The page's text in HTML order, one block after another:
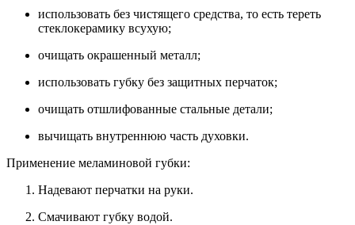
использовать без чистящего средства, то есть тереть
стеклокерамику всухую;
очищать окрашенный металл;
использовать губку без защитных перчаток;
очищать отшлифованные стальные детали;
вычищать внутреннюю часть духовки.
Применение меламиновой губки:
Надевают перчатки на руки.
Смачивают губку водой.